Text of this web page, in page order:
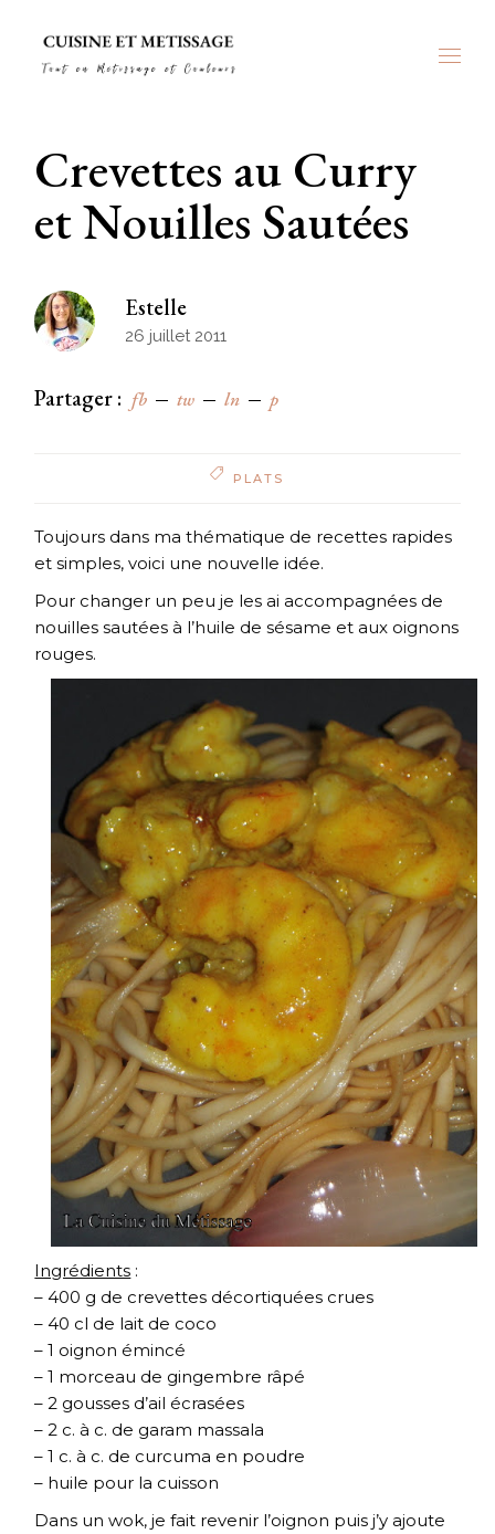
content
Crevettes au Curry
et Nouilles Sautées
Estelle
26 juillet 2011
Partager : fb tw ln p
PLATS
Toujours dans ma thématique de recettes rapides
et simples, voici une nouvelle idée.
Pour changer un peu je les ai accompagnées de
nouilles sautées à l’huile de sésame et aux oignons
rouges.
Ingrédients :
– 400 g de crevettes décortiquées crues
– 40 cl de lait de coco
– 1 oignon émincé
– 1 morceau de gingembre râpé
– 2 gousses d’ail écrasées
– 2 c. à c. de garam massala
– 1 c. à c. de curcuma en poudre
– huile pour la cuisson
Dans un wok, je fait revenir l’oignon puis j’y ajoute